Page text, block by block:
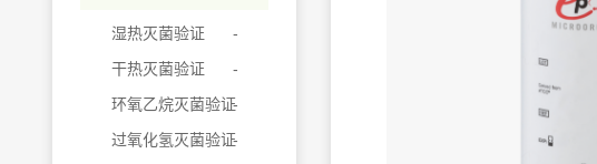
湿热灭菌验证
干热灭菌验证
环氧乙烷灭菌验证
过氧化氢灭菌验证